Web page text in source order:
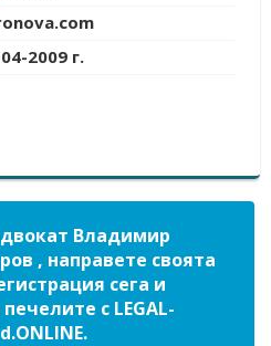
2009 г.
Владимир
, направете своята
сега и
с LEGAL-